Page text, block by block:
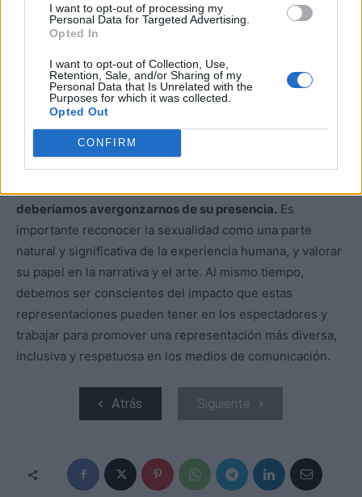
I want to opt-out of processing my
Personal Data for Targeted Advertising.
Opted In
I want to opt-out of Collection, Use,
Retention, Sale, and/or Sharing of my
Personal Data that Is Unrelated with the
Purposes for which it was collected.
Opted Out
CONFIRM
diversas en el cine y la televisión. Las narrativas queer,
las historias de amor interracial y las exploraciones de la
sexualidad en personas mayores o con discapacidades
son cada vez más comunes, lo que refleja una mayor
conciencia y sensibilidad hacia la diversidad de
experiencias sexuales y relaciones humanas.
En conclusión, si bien la sexualidad en películas y series
deberíamos avergonzarnos de su presencia. Es
importante reconocer la sexualidad como una parte
natural y significativa de la experiencia humana, y valorar
su papel en la narrativa y el arte. Al mismo tiempo,
debemos ser conscientes del impacto que estas
representaciones pueden tener en los espectadores y
trabajar para promover una representación más diversa,
inclusiva y respetuosa en los medios de comunicación.
Atrás Siguiente